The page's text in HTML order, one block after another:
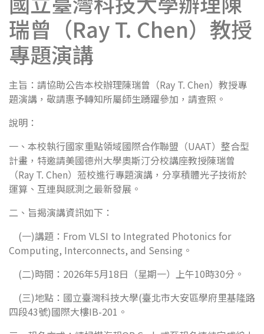
瑞曾（Ray T. Chen）教授
專題演講
主旨：請協助公告本校辦理陳瑞曾（Ray T. Chen）教授專
題演講，敬請惠予轉知所屬師生踴躍參加，請查照。
說明：
一、本校執行國家重點領域國際合作聯盟（UAAT）整合型
計畫，特邀請美國德州大學奧斯汀分校講座教授陳瑞曾
（Ray T. Chen）蒞校進行專題演講，分享積體光子技術於
運算、互連與感測之最新發展。
二、旨揭演講資訊如下：
(一)講題：From VLSI to Integrated Photonics for
Computing, Interconnects, and Sensing。
(二)時間：2026年5月18日（星期一）上午10時30分。
(三)地點：國立臺灣科技大學(臺北市大安區學府里基隆路
四段43號)國際大樓IB-201。